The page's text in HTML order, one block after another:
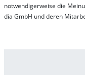
not­wen­di­ger­wei­se die
dia GmbH und de­ren